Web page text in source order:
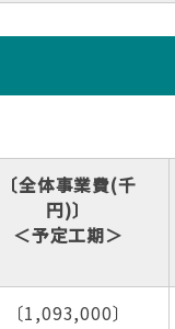
〔全体事業費(千
円)〕
＜予定工期＞
〔1,093,000〕